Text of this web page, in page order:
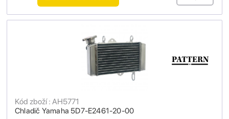
Chladič Yamaha 5D7-E2461-20-00
Kód zboží : AH5771